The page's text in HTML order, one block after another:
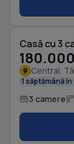
Casă cu 3
Central,
1 săptămână
3 camere